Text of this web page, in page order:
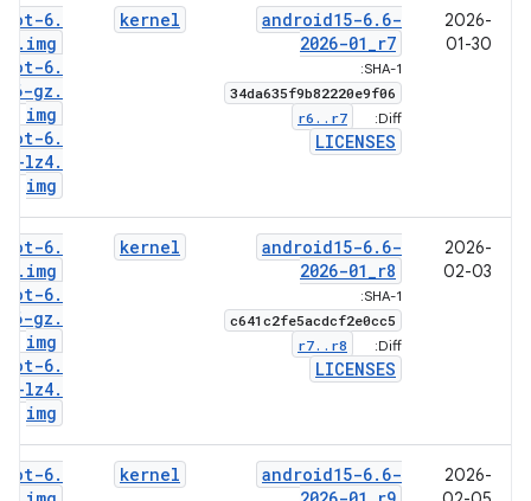
2026-
01-30
android15-6. 6-
2026-01_r7
SHA-1:
34da635f9b82220e9f06
Diff:
r6 . . r7
LICENSES
kernel
6.
. img
6.
6-gz .
img
6.
6-lz4.
img
2026-
02-03
android15-6. 6-
2026-01_r8
SHA-1:
c641c2fe5acdcf2e0cc5
Diff:
r7. . r8
LICENSES
kernel
6.
. img
6.
6-gz .
img
6.
6-lz4.
img
2026-
android15-6. 6-
kernel
6.